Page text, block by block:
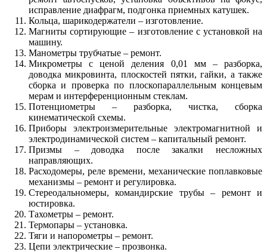
исправление диафрагм, подгонка приемных катушек.
Кольца, шарикодержатели – изготовление.
Магниты сортирующие – изготовление с установкой на
машину.
Манометры трубчатые – ремонт.
Микрометры с ценой деления 0,01 мм – разборка,
доводка микровинта, плоскостей пятки, гайки, а также
сборка и проверка по плоскопараллельным концевым
мерам и интерференционным стеклам.
Потенциометры – разборка, чистка, сборка
кинематической схемы.
Приборы электроизмерительные электромагнитной и
электродинамической систем – капитальный ремонт.
Призмы – доводка после закалки несложных
направляющих.
Расходомеры, реле времени, механические поплавковые
механизмы – ремонт и регулировка.
Стереодальномеры, командирские трубы – ремонт и
юстировка.
Тахометры – ремонт.
Термопары – установка.
Тяги и напорометры – ремонт.
Цепи электрические – прозвонка.